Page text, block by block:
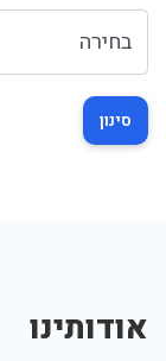
סינון
אודותינו